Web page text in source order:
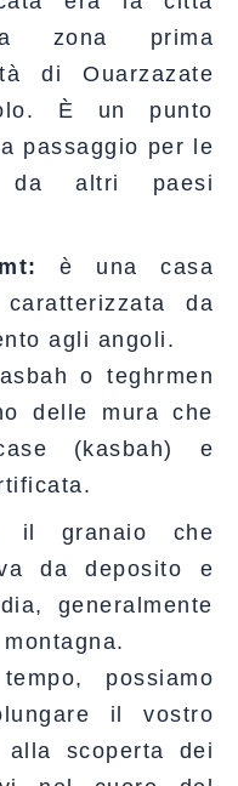
zona prima
di Ouarzazate
È un punto
passaggio per le
da altri paesi
è una casa
da
agli angoli.
o teghrmen
delle mura che
(kasbah) e
granaio che
da deposito e
generalmente
possiamo
il vostro
alla scoperta dei